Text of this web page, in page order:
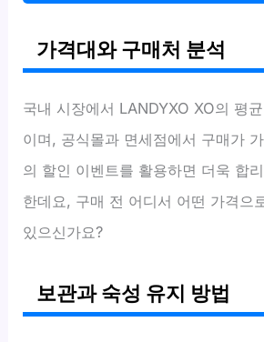
가격대와 구매처 분석
국내 시장에서 LANDYXO XO의 평
이며, 공식몰과 면세점에서 구매가
의 할인 이벤트를 활용하면 더욱 합
한데요, 구매 전 어디서 어떤 가격으
있으신가요?
보관과 숙성 유지 방법